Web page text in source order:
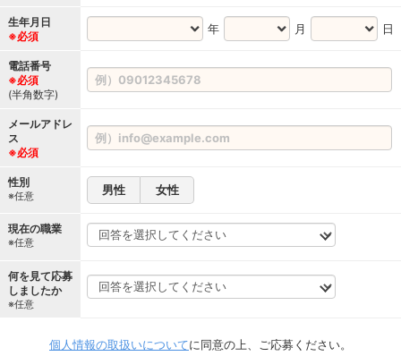
生年月日
※必須
年 月 日
電話番号
※必須
(半角数字)
メールアドレ
ス
※必須
性別
※任意 男性 女性
現在の職業
※任意
何を見て応募
しましたか
※任意
個人情報の取扱いについてに同意の上、ご応募ください。